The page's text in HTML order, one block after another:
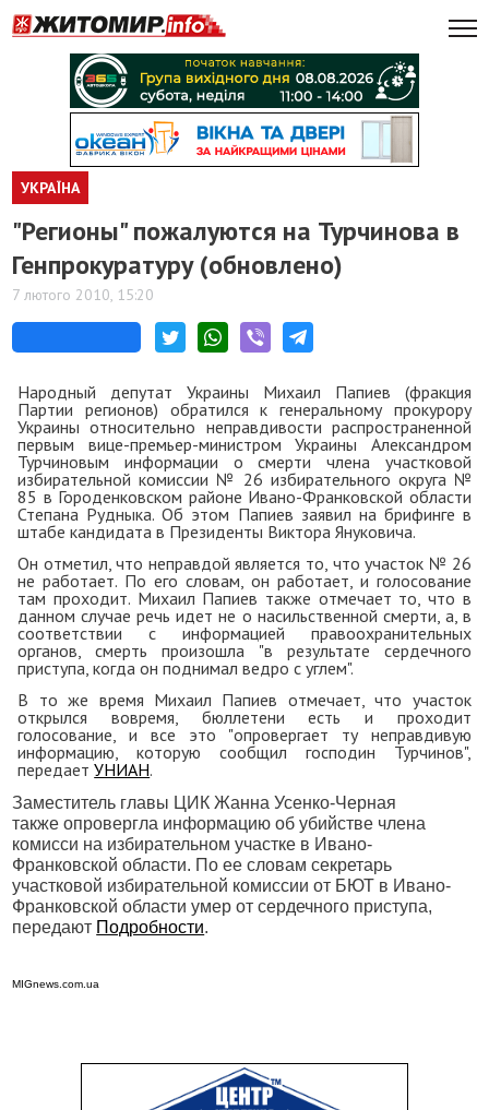
УКРАЇНА
"Регионы" пожалуются на Турчинова в
Генпрокуратуру (обновлено)
7 лютого 2010, 15:20
Народный депутат Украины Михаил Папиев (фракция
Партии регионов) обратился к генеральному прокурору
Украины относительно неправдивости распространенной
первым вице-премьер-министром Украины Александром
Турчиновым информации о смерти члена участковой
избирательной комиссии № 26 избирательного округа №
85 в Городенковском районе Ивано-Франковской области
Степана Рудныка. Об этом Папиев заявил на брифинге в
штабе кандидата в Президенты Виктора Януковича.
Он отметил, что неправдой является то, что участок № 26
не работает. По его словам, он работает, и голосование
там проходит. Михаил Папиев также отмечает то, что в
данном случае речь идет не о насильственной смерти, а, в
соответствии с информацией правоохранительных
органов, смерть произошла "в результате сердечного
приступа, когда он поднимал ведро с углем".
В то же время Михаил Папиев отмечает, что участок
открылся вовремя, бюллетени есть и проходит
голосование, и все это "опровергает ту неправдивую
информацию, которую сообщил господин Турчинов",
передаетУНИАН.
Заместитель главы ЦИК Жанна Усенко-Черная
также опровергла информацию об убийстве члена
комисси на избирательном участке в Ивано-
Франковской области. По ее словам секретарь
участковой избирательной комиссии от БЮТ в Ивано-
Франковской области умер от сердечного приступа,
передают Подробности.
MIGnews.com.ua